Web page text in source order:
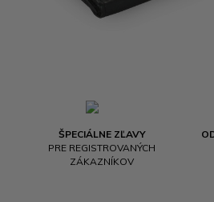
ŠPECIÁLNE ZĽAVY
PRE REGISTROVANÝCH
ZÁKAZNÍKOV